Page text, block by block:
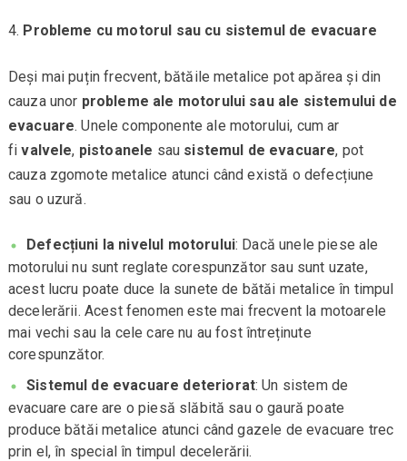
Probleme cu motorul sau cu sistemul de evacuare
Deși mai puțin frecvent, bătăile metalice pot apărea și din
cauza unor probleme ale motorului sau ale sistemului de
evacuare. Unele componente ale motorului, cum ar
fivalvele, pistoanele sau sistemul de evacuare, pot
cauza zgomote metalice atunci când există o defecțiune
sau o uzură.
Defecțiuni la nivelul motorului: Dacă unele piese ale
motorului nu sunt reglate corespunzător sau sunt uzate,
acest lucru poate duce la sunete de bătăi metalice în timpul
decelerării. Acest fenomen este mai frecvent la motoarele
mai vechi sau la cele care nu au fost întreținute
corespunzător.
Sistemul de evacuare deteriorat: Un sistem de
evacuare care are o piesă slăbită sau o gaură poate
produce bătăi metalice atunci când gazele de evacuare trec
prin el, în special în timpul decelerării.